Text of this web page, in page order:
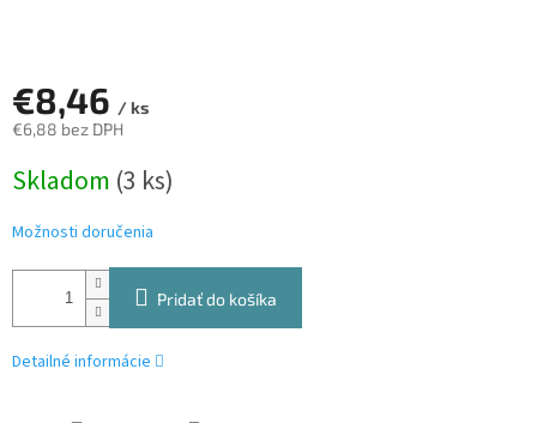
€8,46 / ks
€6,88 bez DPH
cena:
Skladom (3 ks)
Možnosti doručenia
Pridať do košíka
Detailné informácie